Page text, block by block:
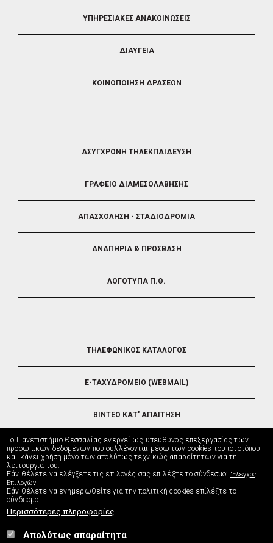
ΥΠΗΡΕΣΙΑΚΕΣ ΑΝΑΚΟΙΝΩΣΕΙΣ
ΔΙΑΥΓΕΙΑ
ΚΟΙΝΟΠΟΙΗΣΗ ΔΡΑΣΕΩΝ
ΑΣΥΓΧΡΟΝΗ ΤΗΛΕΚΠΑΙΔΕΥΣΗ
ΓΡΑΦΕΙΟ ΔΙΑΜΕΣΟΛΑΒΗΣΗΣ
ΑΠΑΣΧΟΛΗΣΗ - ΣΤΑΔΙΟΔΡΟΜΙΑ
ΑΝΑΠΗΡΙΑ & ΠΡΟΣΒΑΣΗ
ΛΟΓΟΤΥΠΑ Π.Θ.
ΤΗΛΕΦΩΝΙΚΟΣ ΚΑΤΑΛΟΓΟΣ
E-ΤΑΧΥΔΡΟΜΕΙΟ (WEBMAIL)
ΒΙΝΤΕΟ ΚΑΤ' ΑΠΑΙΤΗΣΗ
ΤΗΛΕΥΠΟΣΤΗΡΙΞΗ
ΔΙΕΥΘΥΝΣΗ ΜΗΧΑΝΟΡΓΑΝΩΣΗΣ
Το Πανεπιστήμιο Θεσσαλίας ενεργεί ως υπεύθυνος επεξεργασίας των
προσωπικών δεδομένων που συλλέγονται μέσω των cookies του ιστοτόπου
και κάνει χρήση μόνο των απολύτως τεχνικώς απαραίτητων για τη
λειτουργία του.
Εάν θέλετε να ελέγξετε τις επιλογές σας επιλέξτε το σύνδεσμο: 'Ελεγχος
Επιλογών
Εάν θέλετε να ενημερωθείτε για την πολιτική cookies επίλέξτε το
σύνδεσμο:
Περισσότερες πληροφορίες
Απολύτως απαραίτητα